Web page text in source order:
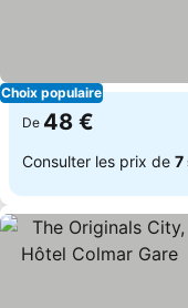
Choix populaire
De 48 €
Consulter les prix de 7